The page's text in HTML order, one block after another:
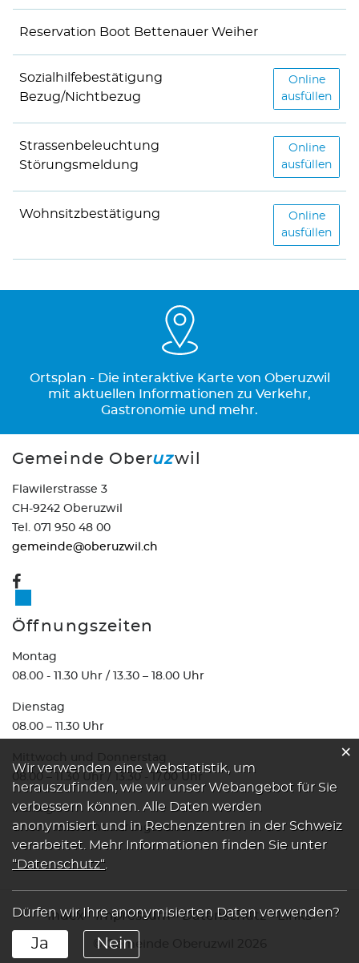
Reservation Boot Bettenauer Weiher
Sozialhilfebestätigung
Bezug/Nichtbezug
Online
ausfüllen
Strassenbeleuchtung
Störungsmeldung
Online
ausfüllen
Wohnsitzbestätigung
Online
ausfüllen
Ortsplan - Die interaktive Karte von Oberuzwil
mit aktuellen Informationen zu Verkehr,
Gastronomie und mehr.
Gemeinde Oberuzwil
Flawilerstrasse 3
CH-9242 Oberuzwil
Tel. 071 950 48 00
gemeinde@oberuzwil.ch
Öffnungszeiten
Montag
08.00 - 11.30 Uhr / 13.30 – 18.00 Uhr
Dienstag
08.00 – 11.30 Uhr
08.00 – 11.30 Uhr / 13.30 - 17.00 Uhr
Freitag
07.00 – 13.00 Uhr durchgehend
Index Impressum Datenschutz Links
© Gemeinde Oberuzwil 2026
Webstatistik
Wir verwenden eine Webstatistik, um
herauszufinden, wie wir unser Webangebot für Sie
verbessern können. Alle Daten werden
anonymisiert und in Rechenzentren in der Schweiz
verarbeitet. Mehr Informationen finden Sie unter
“Datenschutz“
Dürfen wir Ihre anonymisierten Daten verwenden?
Ja Nein
×